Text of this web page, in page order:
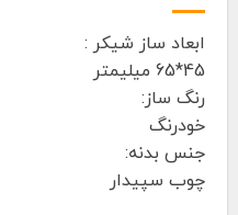
ابعاد ساز شیکر :
45*65 میلیمتر
رنگ ساز:
خودرنگ
جنس بدنه:
چوب سپیدار